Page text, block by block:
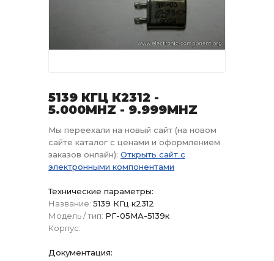
5139 КГЦ К2312 -
5.000MHZ - 9.999MHZ
Мы переехали на новый сайт (на новом
сайте каталог с ценами и оформлением
заказов онлайн): Открыть сайт с
электронными компонентами
Технические параметры:
Название: 5139 КГц к2312
Модель / тип: РГ-05МА-5139к
Корпус:
Документация: